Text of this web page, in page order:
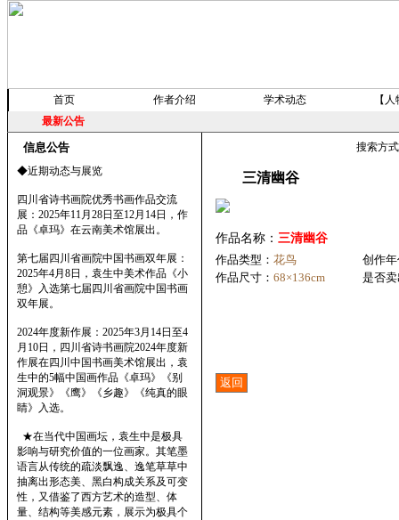
首页 作者介绍 学术动态
【
最新公告
信息公告
◆近期动态与展览
四川省诗书画院优秀书画作品交流
展：2025年11月28日至12月14日，作
品《卓玛》在云南美术馆展出。
第七届四川省画院中国书画双年展：
2025年4月8日，袁生中美术作品《小
憩》入选第七届四川省画院中国书画
双年展。
2024年度新作展：2025年3月14日至4
月10日，四川省诗书画院2024年度新
作展在四川中国书画美术馆展出，袁
生中的5幅中国画作品《卓玛》《别
洞观景》《鹰》《乡趣》《纯真的眼
睛》入选。
★在当代中国画坛，袁生中是极具
影响与研究价值的一位画家。其笔墨
语言从传统的疏淡飘逸、逸笔草草中
抽离出形态美、黑白构成关系及可变
性，又借鉴了西方艺术的造型、体
量、结构等美感元素，展示为极具个
搜索方
三清幽谷
作品名称： 三清幽谷
作品类型： 花鸟
创作
作品尺寸： 68×136cm 是否